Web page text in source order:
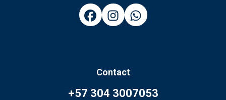
Contact
+57 304 3007053